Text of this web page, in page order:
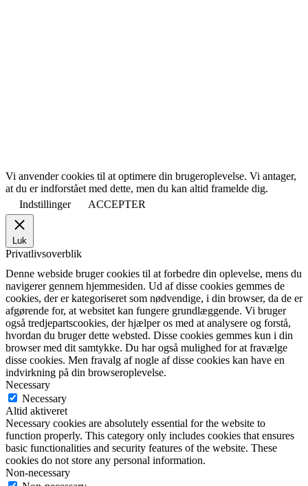
Vi anvender cookies til at optimere din brugeroplevelse. Vi antager,
at du er indforstået med dette, men du kan altid framelde dig.
Indstillinger
ACCEPTER
Luk
Privatlivsoverblik
Denne webside bruger cookies til at forbedre din oplevelse, mens du
navigerer gennem hjemmesiden. Ud af disse cookies gemmes de
cookies, der er kategoriseret som nødvendige, i din browser, da de er
afgørende for, at websitet kan fungere grundlæggende. Vi bruger
også tredjepartscookies, der hjælper os med at analysere og forstå,
hvordan du bruger dette websted. Disse cookies gemmes kun i din
browser med dit samtykke. Du har også mulighed for at fravælge
disse cookies. Men fravalg af nogle af disse cookies kan have en
indvirkning på din browseroplevelse.
Necessary
Necessary
Altid aktiveret
Necessary cookies are absolutely essential for the website to
function properly. This category only includes cookies that ensures
basic functionalities and security features of the website. These
cookies do not store any personal information.
Non-necessary